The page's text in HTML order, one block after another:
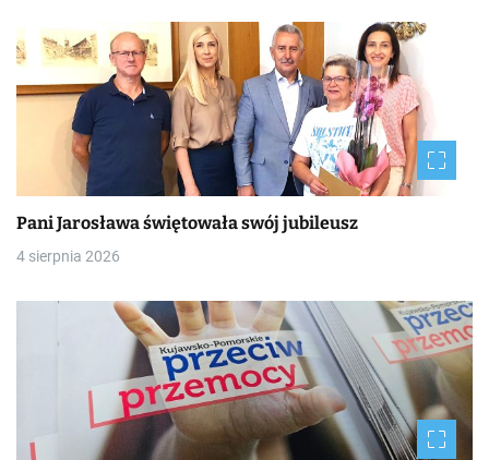
Pani Jarosława świętowała swój jubileusz
4 sierpnia 2026